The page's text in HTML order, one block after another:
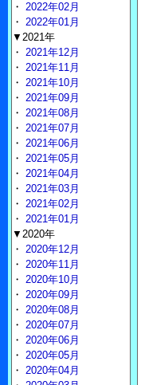
・ 2022年02月
・ 2022年01月
▼2021年
・ 2021年12月
・ 2021年11月
・ 2021年10月
・ 2021年09月
・ 2021年08月
・ 2021年07月
・ 2021年06月
・ 2021年05月
・ 2021年04月
・ 2021年03月
・ 2021年02月
・ 2021年01月
▼2020年
・ 2020年12月
・ 2020年11月
・ 2020年10月
・ 2020年09月
・ 2020年08月
・ 2020年07月
・ 2020年06月
・ 2020年05月
・ 2020年04月